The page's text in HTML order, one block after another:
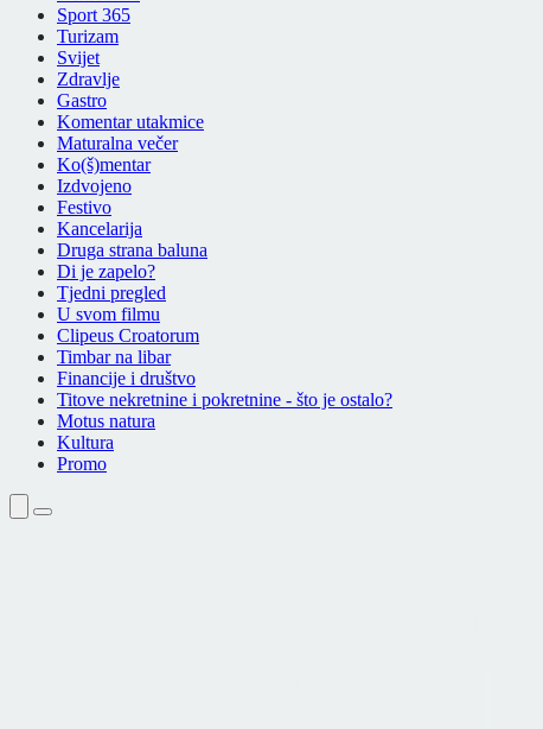
Sport 365
Turizam
Svijet
Zdravlje
Gastro
Komentar utakmice
Maturalna večer
Ko(š)mentar
Izdvojeno
Festivo
Kancelarija
Druga strana baluna
Di je zapelo?
Tjedni pregled
U svom filmu
Clipeus Croatorum
Timbar na libar
Financije i društvo
Titove nekretnine i pokretnine - što je ostalo?
Motus natura
Kultura
Promo